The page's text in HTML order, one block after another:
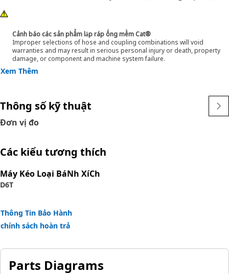
and substantially reduce hose length requirements. These
features provide easier installation, long life and excellent
dependability.
Cảnh báo các sản phẩm lắp ráp ống mềm Cat®
Improper selections of hose and coupling combinations will void
warranties and may result in serious personal injury or death, property
damage, or component and machine system failure.
Xem Thêm
Thông số kỹ thuật
Đơn vị đo
Các kiểu tương thích
Máy Kéo Loại BáNh XíCh
D6T
Thông Tin Bảo Hành
chính sách hoàn trả
Parts Diagrams